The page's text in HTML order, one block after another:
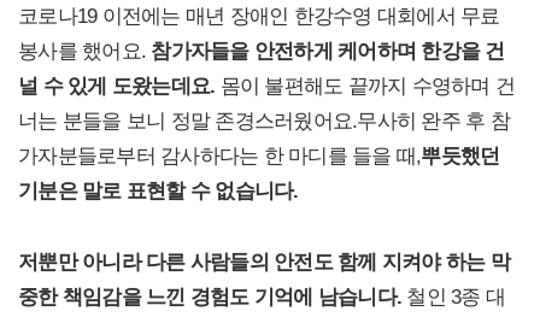
코로나19 이전에는 매년 장애인 한강수영 대회에서 무료
봉사를 했어요. 참가자들을 안전하게 케어하며 한강을 건
널 수 있게 도왔는데요. 몸이 불편해도 끝까지 수영하며 건
너는 분들을 보니 정말 존경스러웠어요.무사히 완주 후 참
가자분들로부터 감사하다는 한 마디를 들을 때,뿌듯했던
기분은 말로 표현할 수 없습니다.
저뿐만 아니라 다른 사람들의 안전도 함께 지켜야 하는 막
중한 책임감을 느낀 경험도 기억에 남습니다. 철인 3종 대